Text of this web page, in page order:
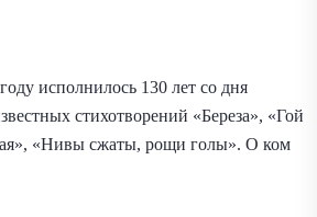
исполнилось 130 лет со дня
стихотворений «Береза», «Гой
«Нивы сжаты, рощи голы». О ком